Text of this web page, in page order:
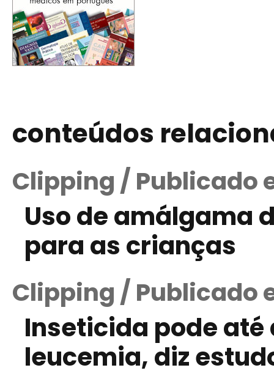
conteúdos
Clipping / Publicado
Uso de amálgama
para as crianças
Clipping / Publicado
Inseticida pode
leucemia, diz